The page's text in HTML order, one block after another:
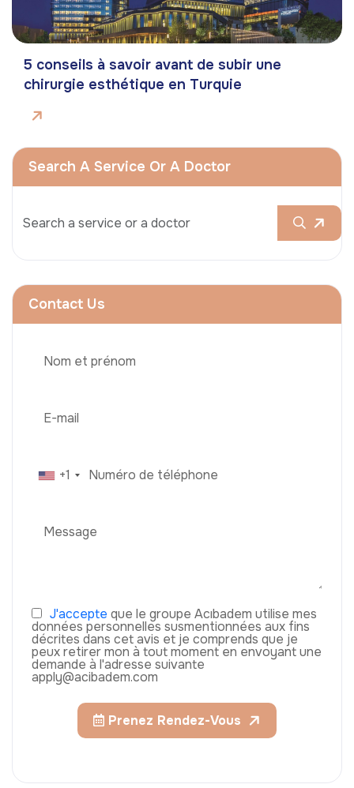
5 conseils à savoir avant de subir une
chirurgie esthétique en Turquie
Search A Service Or A Doctor
Contact Us
+1
J'accepte que le groupe Acıbadem utilise mes
données personnelles susmentionnées aux fins
décrites dans cet avis et je comprends que je
peux retirer mon à tout moment en envoyant une
demande à l'adresse suivante
apply@acibadem.com
Prenez Rendez-Vous